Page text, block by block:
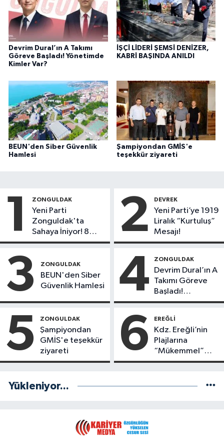
Devrim Dural’ın A Takımı
Göreve Başladı! Yönetimde
Kimler Var?
İŞÇİ LİDERİ ŞEMSİ DENİZER,
KABRİ BAŞINDA ANILDI
BEUN'den Siber Güvenlik
Hamlesi
Şampiyondan GMİS'e
teşekkür ziyareti
1 ZONGULDAK
Yeni Parti
Zonguldak'ta
Sahaya İniyor! 8
İlçede Kurucu
Başladı
2 DEVREK
Yeni Parti’ye 1919
Liralık “Kurtuluş”
Mesajı!
3 ZONGULDAK
BEUN'den Siber
Güvenlik Hamlesi
4 ZONGULDAK
Devrim Dural’ın A
Takımı Göreve
Başladı!
Yönetimde
5 ZONGULDAK
Şampiyondan
GMİS'e teşekkür
ziyareti
6 EREĞLI
Kdz. Ereğli’nin
Plajlarına
“Mükemmel”
Notu!
Yükleniyor...